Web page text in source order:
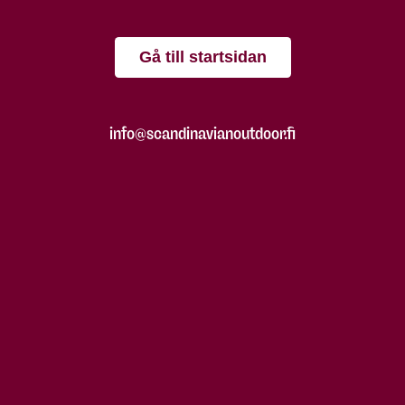
Gå till startsidan
info@scandinavianoutdoor.fi